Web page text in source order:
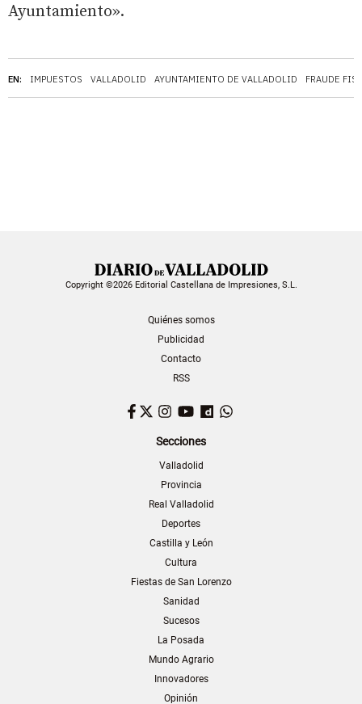
EN: IMPUESTOS VALLADOLID AYUNTAMIENTO DE VALLADOLID FRAUDE
Ayuntamiento».
Copyright ©2026 Editorial Castellana de Impresiones, S.L.
Quiénes somos
Publicidad
Contacto
RSS
Facebook
TwitterInstagram
YouTubeDailymotion
Secciones
Valladolid
Provincia
Real Valladolid
Deportes
Castilla y León
Cultura
Fiestas de San Lorenzo
Sanidad
Sucesos
La Posada
Mundo Agrario
Innovadores
Opinión